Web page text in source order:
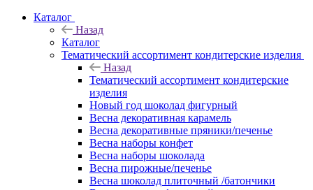
Каталог
Назад
Каталог
Тематический ассортимент кондитерские изделия
Назад
Тематический ассортимент кондитерские
изделия
Новый год шоколад фигурный
Весна декоративная карамель
Весна декоративные пряники/печенье
Весна наборы конфет
Весна наборы шоколада
Весна пирожные/печенье
Весна шоколад плиточный /батончики